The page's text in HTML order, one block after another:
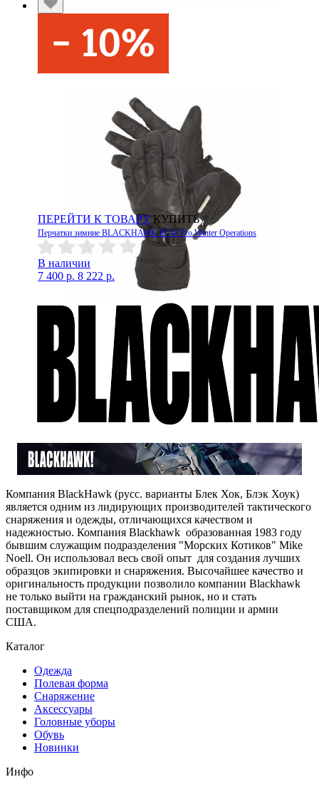
ПЕРЕЙТИ К ТОВАРУ КУПИТЬ
Перчатки зимние BLACKHAWK ECW Pro Winter Operations
В наличии
7 400 р. 8 222 р.
Компания BlackHawk (русс. варианты Блек Хок, Блэк Хоук)
является одним из лидирующих производителей тактического
снаряжения и одежды, отличающихся качеством и
надежностью. Компания Blackhawk образованная 1983 году
бывшим служащим подразделения "Морских Котиков" Mike
Noell. Он использовал весь свой опыт для создания лучших
образцов экипировки и снаряжения. Высочайшее качество и
оригинальность продукции позволило компании Blackhawk
не только выйти на гражданский рынок, но и стать
поставщиком для спецподразделений полиции и армии
США.
Каталог
Одежда
Полевая форма
Снаряжение
Аксессуары
Головные уборы
Обувь
Новинки
Инфо